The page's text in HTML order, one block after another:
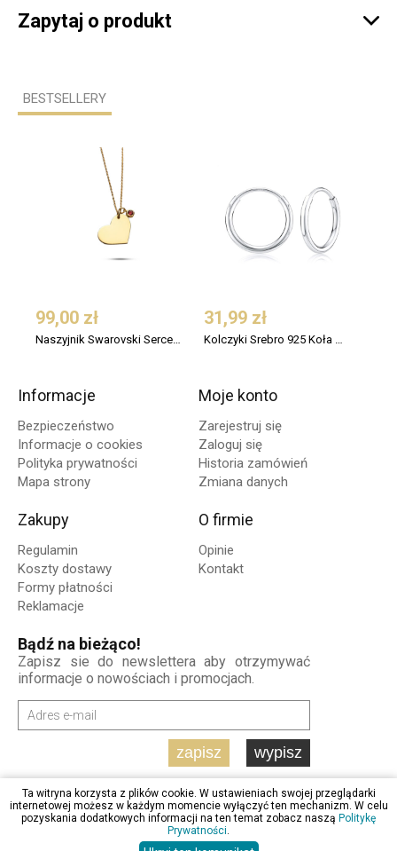
Zapytaj o produkt 
BESTSELLERY
99,00 zł
Naszyjnik Swarovski Serce Srebro 925 Pozłacany
31,99 zł
Kolczyki Srebro 925 Koła Małe 12 mm
Informacje
Bezpieczeństwo
Informacje o cookies
Polityka prywatności
Mapa strony
Moje konto
Zarejestruj się
Zaloguj się
Historia zamówień
Zmiana danych
Zakupy
Regulamin
Koszty dostawy
Formy płatności
Reklamacje
O firmie
Opinie
Kontakt
Bądź na bieżąco!
Zapisz sie do newslettera aby otrzymywać
informacje o nowościach i promocjach.
zapisz wypisz
Ta witryna korzysta z plików cookie. W ustawieniach swojej przeglądarki
internetowej możesz w każdym momencie wyłączyć ten mechanizm. W celu
pozyskania dodatkowych informacji na ten temat zobacz naszą Politykę
Prywatności.